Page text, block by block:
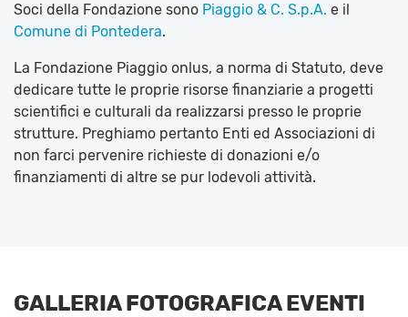
Soci della Fondazione sono Piaggio & C. S.p.A. e il
Comune di Pontedera.
La Fondazione Piaggio onlus, a norma di Statuto, deve
dedicare tutte le proprie risorse finanziarie a progetti
scientifici e culturali da realizzarsi presso le proprie
strutture. Preghiamo pertanto Enti ed Associazioni di
non farci pervenire richieste di donazioni e/o
finanziamenti di altre se pur lodevoli attività.
GALLERIA FOTOGRAFICA EVENTI